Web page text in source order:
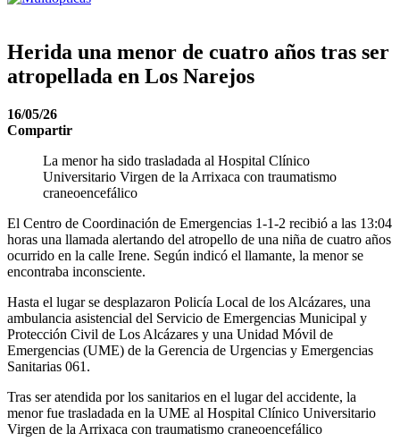
Herida una menor de cuatro años tras ser
atropellada en Los Narejos
16/05/26
Compartir
La menor ha sido trasladada al Hospital Clínico
Universitario Virgen de la Arrixaca con traumatismo
craneoencefálico
El Centro de Coordinación de Emergencias 1-1-2 recibió a las 13:04
horas una llamada alertando del atropello de una niña de cuatro años
ocurrido en la calle Irene. Según indicó el llamante, la menor se
encontraba inconsciente.
Hasta el lugar se desplazaron Policía Local de los Alcázares, una
ambulancia asistencial del Servicio de Emergencias Municipal y
Protección Civil de Los Alcázares y una Unidad Móvil de
Emergencias (UME) de la Gerencia de Urgencias y Emergencias
Sanitarias 061.
Tras ser atendida por los sanitarios en el lugar del accidente, la
menor fue trasladada en la UME al Hospital Clínico Universitario
Virgen de la Arrixaca con traumatismo craneoencefálico